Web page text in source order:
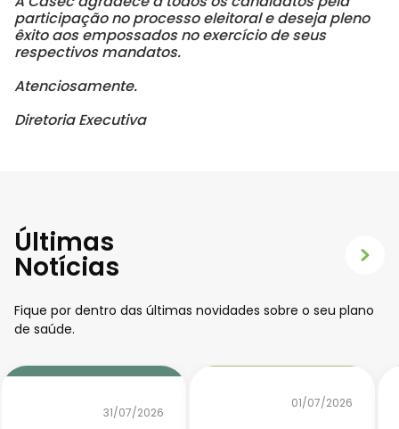
participação no processo eleitoral e deseja pleno
êxito aos empossados no exercício de seus
respectivos mandatos.
Atenciosamente.
Diretoria Executiva
Últimas
Notícias
Fique por dentro das últimas novidades sobre o seu plano
de saúde.
31/07/2026
01/07/2026